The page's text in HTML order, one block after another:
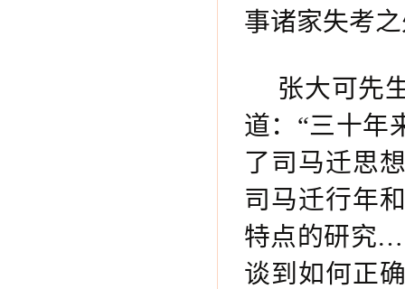
事诸家失考
张大可先
道：“三十年
了司马迁思
司马迁行年
特点的研究
谈到如何正